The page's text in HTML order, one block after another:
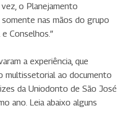
o Planejamento
nas mãos do grupo
Conselhos.”
a experiência, que
multissetorial ao documento
da Uniodonto de São José
ano. Leia abaixo alguns